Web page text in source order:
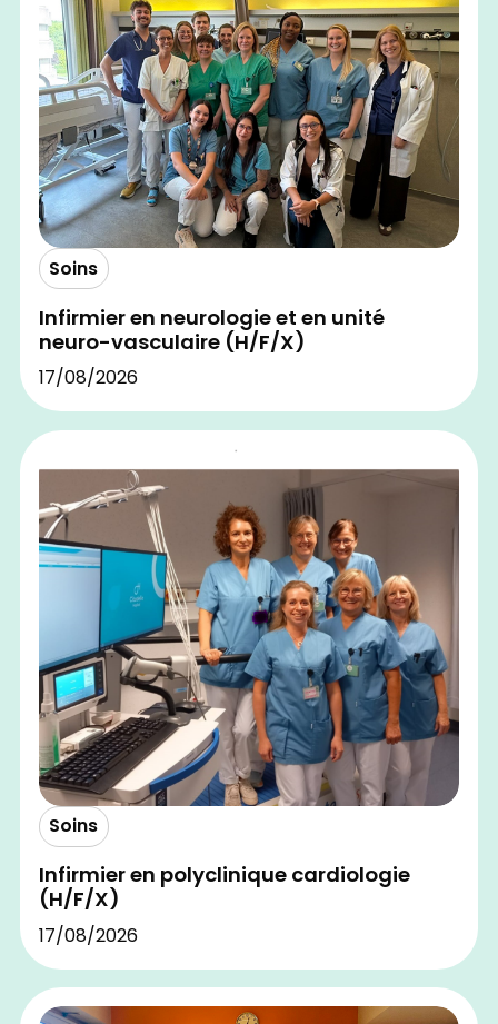
Soins
Infirmier en neurologie et en unité
neuro-vasculaire (H/F/X)
17/08/2026
Soins
Infirmier en polyclinique cardiologie
(H/F/X)
17/08/2026